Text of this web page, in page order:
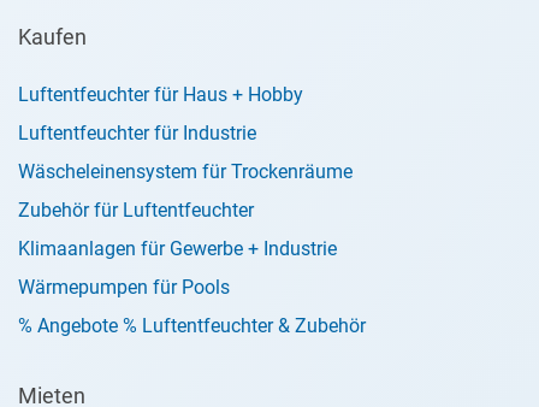
Kaufen
Luftentfeuchter für Haus + Hobby
Luftentfeuchter für Industrie
Wäscheleinensystem für Trockenräume
Zubehör für Luftentfeuchter
Klimaanlagen für Gewerbe + Industrie
Wärmepumpen für Pools
% Angebote % Luftentfeuchter & Zubehör
Mieten